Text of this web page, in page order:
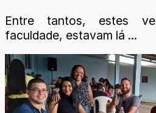
Entre tantos, estes
faculdade, estavam lá ...